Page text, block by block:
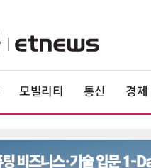
모빌리티 통신 경제